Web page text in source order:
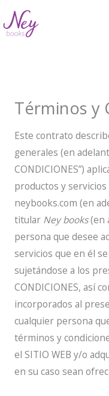
al
contenido
Términos y
Este contrato
generales (en
CONDICIONES”)
productos y
neybooks.com (en
titular Ney books(en
persona que desee
servicios que en él
sujetándose a los
CONDICIONES, así
incorporados al
cualquier persona
términos y
el SITIO WEB y/o
en su caso sean